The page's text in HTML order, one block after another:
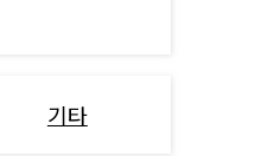
기타